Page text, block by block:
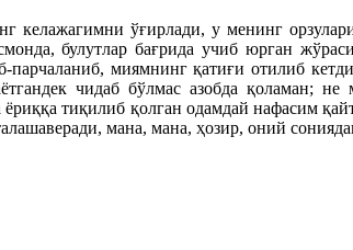
келажагимни ўғирлади, у менинг
булутлар бағрида учиб юрган
миямнинг қатиғи отилиб
чидаб бўлмас азобда қоламан;
тиқилиб қолган одамдай нафасим
мана, мана, ҳозир, оний